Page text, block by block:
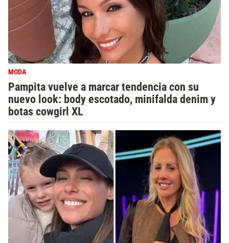
MODA
Pampita vuelve a marcar tendencia con su
nuevo look: body escotado, minifalda denim y
botas cowgirl XL